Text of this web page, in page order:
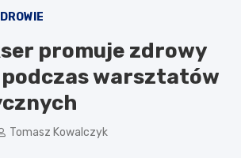
promuje zdrowy
warsztatów
Tomasz Kowalczyk